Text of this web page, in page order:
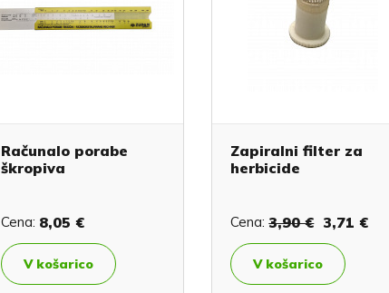
Računalo porabe
škropiva
Cena: 8,05 €
V košarico
Zapiralni filter za
herbicide
Cena: 3,90 € 3,71 €
V košarico